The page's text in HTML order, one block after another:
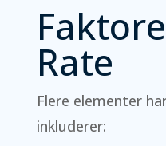
Rate
Flere elementer
inkluderer: